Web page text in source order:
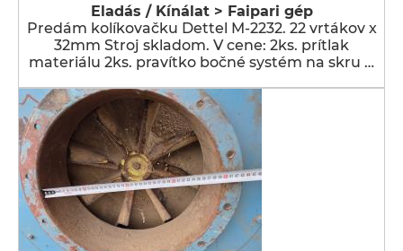
Eladás / Kínálat > Faipari gép
Predám kolíkovačku Dettel M-2232. 22 vrtákov x
32mm Stroj skladom. V cene: 2ks. prítlak
materiálu 2ks. pravítko bočné systém na skru …